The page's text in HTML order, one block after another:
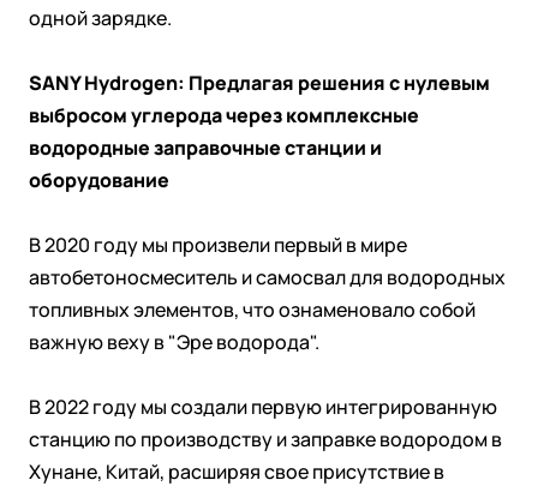
одной зарядке.
SANY Hydrogen: Предлагая решения с нулевым
выбросом углерода через комплексные
водородные заправочные станции и
оборудование
В 2020 году мы произвели первый в мире
автобетоносмеситель и самосвал для водородных
топливных элементов, что ознаменовало собой
важную веху в "Эре водорода".
В 2022 году мы создали первую интегрированную
станцию по производству и заправке водородом в
Хунане, Китай, расширяя свое присутствие в